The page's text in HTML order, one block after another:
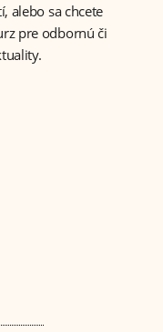
alebo sa chcete
pre odbornú či